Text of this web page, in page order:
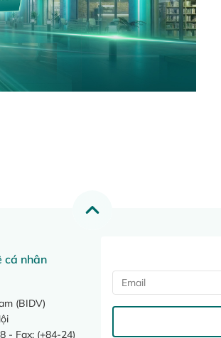
cá nhân
(BIDV)
- Fax: (+84-24)